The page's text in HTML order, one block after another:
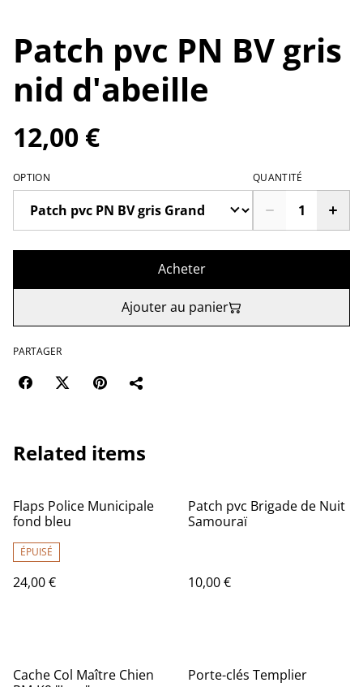
Patch pvc PN BV gris
nid d'abeille
12,00 €
OPTION QUANTITÉ
Acheter
Ajouter au panier
PARTAGER
Related items
Flaps Police Municipale
fond bleu
ÉPUISÉ
24,00 €
Patch pvc Brigade de Nuit
Samouraï
10,00 €
Cache Col Maître Chien
Porte-clés Templier